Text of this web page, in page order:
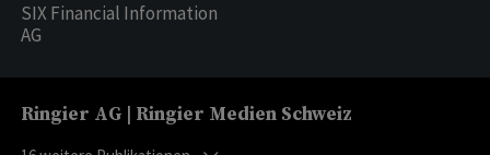
SIX Financial Information
AG
Ringier AG | Ringier Medien Schweiz